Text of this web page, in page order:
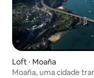
Loft ⋅ Moaña
Moaña, uma cidade